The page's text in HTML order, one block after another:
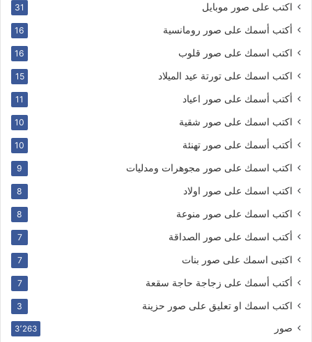
اكتب على صور موبايل 31
أكتب أسمك على صور رومانسية 16
اكتب اسمك على صور قلوب 16
اكتب اسمك على تورتة عيد الميلاد 15
أكتب أسمك على صور اعياد 11
اكتب اسمك على صور شقية 10
أكتب أسمك على صور تهنئة 10
اكتب اسمك على صور مجوهرات ومدليات 9
اكتب اسمك على صور اولاد 8
اكتب اسمك على صور منوعة 8
أكتب اسمك على صور الصداقة 7
اكتبى اسمك على صور بنات 7
أكتب أسمك على زجاجة حاجة سقعة 7
اكتب اسمك او تعليق على صور حزينة 3
صور 3٬263